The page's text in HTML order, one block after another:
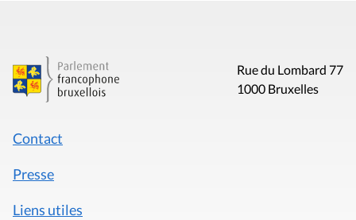
Rue du Lombard 77
1000 Bruxelles
Contact
Presse
Liens utiles